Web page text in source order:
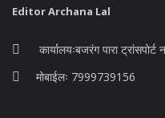
Editor Archana Lal
कार्यालयःबजरंग पारा
मोबाईलः 7999739156